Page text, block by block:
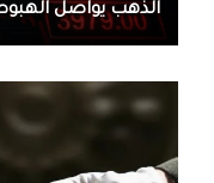
الذهب يواصل الهبوط إلى